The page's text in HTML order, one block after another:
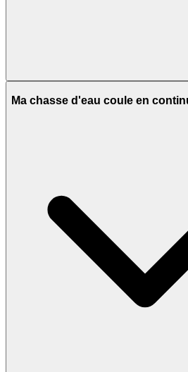
Ma chasse d'eau coule en